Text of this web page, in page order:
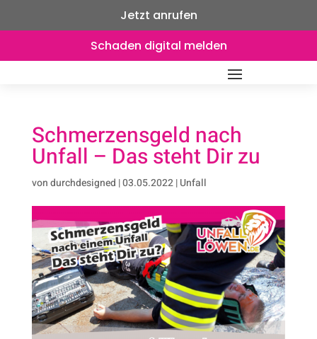
Schaden digital melden
Jetzt anrufen
Schmerzensgeld nach
Unfall – Das steht Dir zu
vondurchdesigned |03.05.2022|Unfall